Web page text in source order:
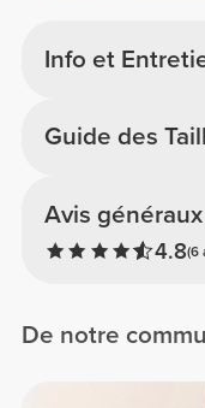
Info et
Avis généraux
4.8(6
Guide des
De notre